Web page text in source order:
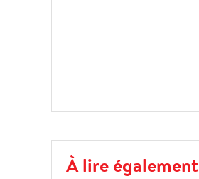
À lire également